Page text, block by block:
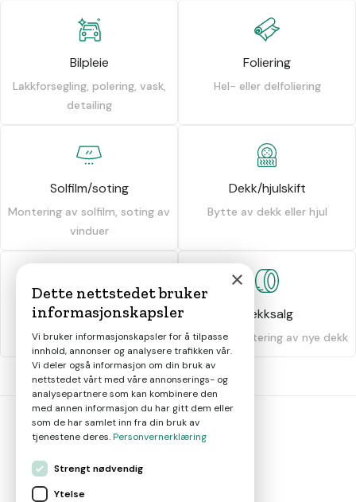
Bilpleie
Lakkforsegling, polering, vask,
detailing
Foliering
Hel- eller delfoliering
Solfilm/soting
Montering av solfilm, soting av
vinduer
Dekk/hjulskift
Bytte av dekk eller hjul
Dekkhotell
Oppbevaring av dekk
Dekksalg
Salg og montering av nye dekk
×
Dette nettstedet bruker
informasjonskapsler
Vi bruker informasjonskapsler for å tilpasse
innhold, annonser og analysere trafikken vår.
Vi deler også informasjon om din bruk av
nettstedet vårt med våre annonserings- og
analysepartnere som kan kombinere den
med annen informasjon du har gitt dem eller
som de har samlet inn fra din bruk av
tjenestene deres.Personvernerklæring
Strengt nødvendig
Ytelse